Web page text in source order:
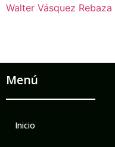
Walter Vásquez Rebaza
Menú
Inicio